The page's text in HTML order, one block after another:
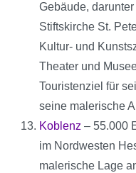
Gebäude,
Stiftskirche St.
Kultur- und
Theater und
Touristenziel für
seine malerische
Koblenz – 55.000
im Nordwesten
malerische Lage